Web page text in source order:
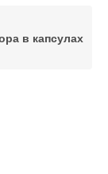
в капсулах